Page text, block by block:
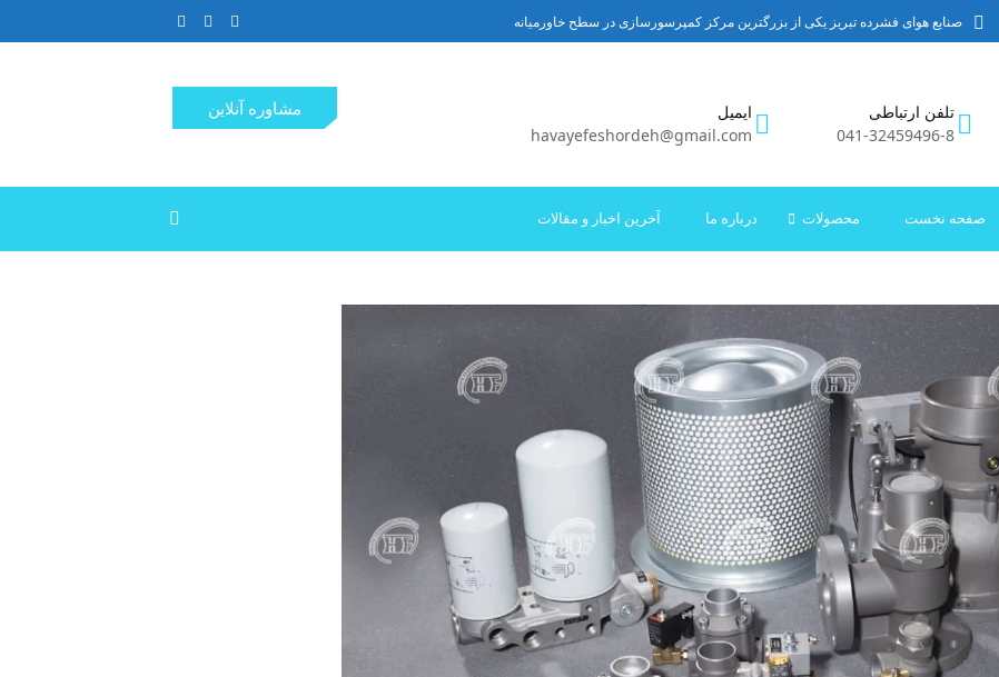
صنایع هوای فشرده تبریز یکی از بزرگترین مرکز کمپرسورسازی در سطح خاورمیانه
تلفن ارتباطی
041-32459496-8
ایمیل
havayefeshordeh@gmail.com
مشاوره آنلاین
صفحه نخست محصولات درباره ما آخرین اخبار و مقالات